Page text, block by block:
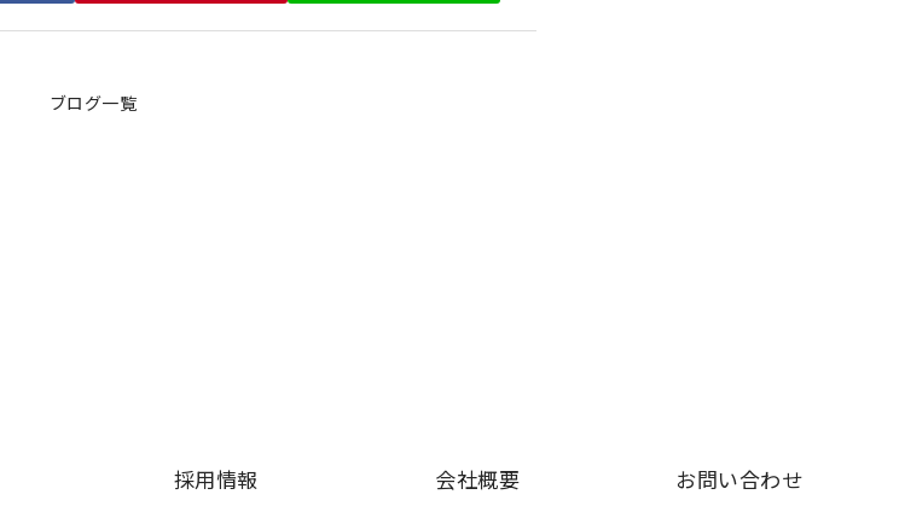
ブログ一覧
採用情報 会社概要 お問い合わせ